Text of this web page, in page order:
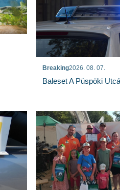
Breaking2026. 08. 07.
Baleset A Püspöki